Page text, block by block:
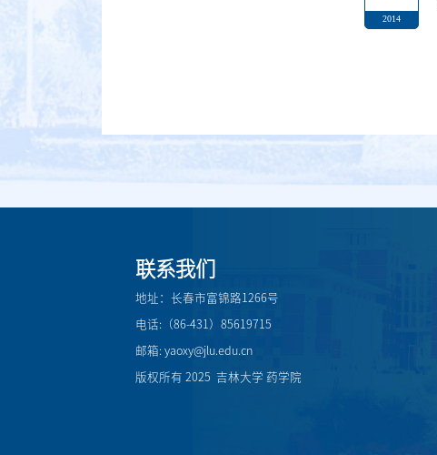
2014
联系我们
地址：长春市富锦路1266号
电话:（86-431）85619715
邮箱: yaoxy@jlu.edu.cn
版权所有 2025 吉林大学 药学院